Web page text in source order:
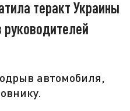
теракт Украины
руководителей
автомобиля,